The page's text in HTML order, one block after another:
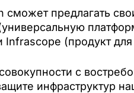
сможет предлагать
(продукт
с
инфраструктур